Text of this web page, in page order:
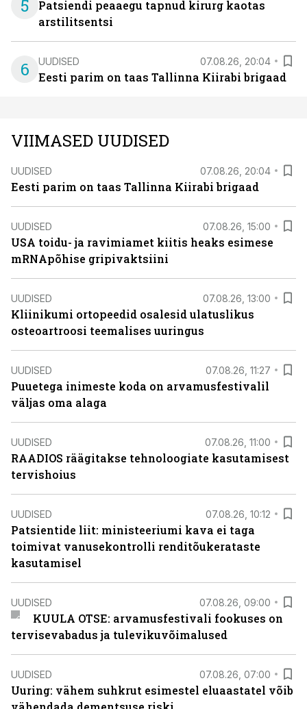
5
Patsiendi peaaegu tapnud kirurg kaotas
arstilitsentsi
6 UUDISED 07.08.26, 20:04
Eesti parim on taas Tallinna Kiirabi brigaad
VIIMASED UUDISED
UUDISED 07.08.26, 20:04
Eesti parim on taas Tallinna Kiirabi brigaad
UUDISED 07.08.26, 15:00
USA toidu- ja ravimiamet kiitis heaks esimese
mRNApõhise gripivaktsiini
UUDISED 07.08.26, 13:00
Kliinikumi ortopeedid osalesid ulatuslikus
osteoartroosi teemalises uuringus
UUDISED 07.08.26, 11:27
Puuetega inimeste koda on arvamusfestivalil
väljas oma alaga
UUDISED 07.08.26, 11:00
RAADIOS räägitakse tehnoloogiate kasutamisest
tervishoius
UUDISED 07.08.26, 10:12
Patsientide liit: ministeeriumi kava ei taga
toimivat vanusekontrolli renditõukerataste
kasutamisel
UUDISED 07.08.26, 09:00
KUULA OTSE: arvamusfestivali fookuses on
tervisevabadus ja tulevikuvõimalused
UUDISED 07.08.26, 07:00
Uuring: vähem suhkrut esimestel eluaastatel võib